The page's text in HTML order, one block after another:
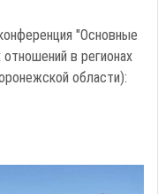
"Основные
в регионах
области):